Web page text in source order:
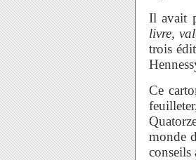
Il avait
livre,
trois
Ce
monde
conseils